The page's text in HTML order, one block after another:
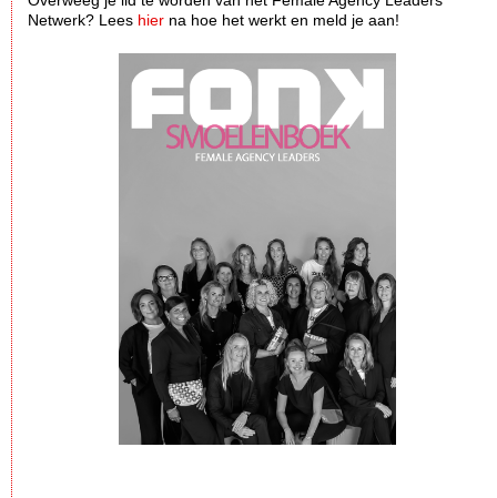
Netwerk? Lees hier na hoe het werkt en meld je aan!